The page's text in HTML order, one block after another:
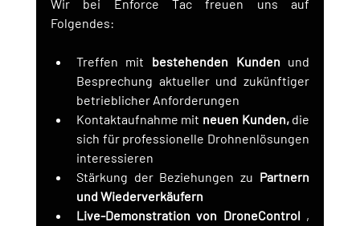
Wir bei Enforce Tac freuen uns auf
Folgendes:
Treffen mit bestehenden Kunden und
Besprechung aktueller und zukünftiger
betrieblicher Anforderungen
Kontaktaufnahme mit neuen Kunden, die
sich für professionelle Drohnenlösungen
interessieren
Stärkung der Beziehungen zu Partnern
und Wiederverkäufern
Live-Demonstration von DroneControl ,